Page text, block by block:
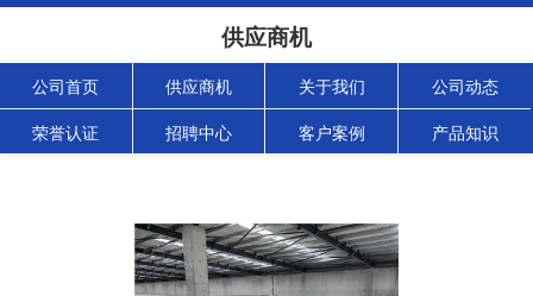
供应商机
公司首页 供应商机 关于我们 公司动态
荣誉认证 招聘中心 客户案例 产品知识